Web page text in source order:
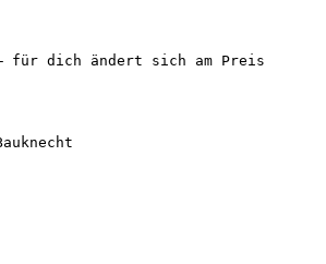
für dich ändert sich am Preis